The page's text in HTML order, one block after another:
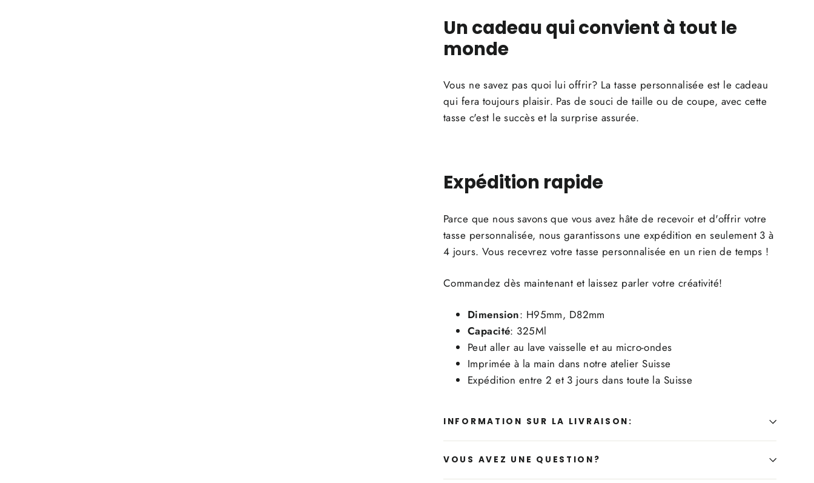
Un cadeau qui convient à tout le
monde
Vous ne savez pas quoi lui offrir? La tasse personnalisée est le cadeau
qui fera toujours plaisir. Pas de souci de taille ou de coupe, avec cette
tasse c'est le succès et la surprise assurée.
Expédition rapide
Parce que nous savons que vous avez hâte de recevoir et d'offrir votre
tasse personnalisée, nous garantissons une expédition en seulement 3 à
4 jours. Vous recevrez votre tasse personnalisée en un rien de temps !
Commandez dès maintenant et laissez parler votre créativité!
Dimension: H95mm, D82mm
Capacité: 325Ml
Peut aller au lave vaisselle et au micro-ondes
Imprimée à la main dans notre atelier Suisse
Expédition entre 2 et 3 jours dans toute la Suisse
INFORMATION SUR LA LIVRAISON:
VOUS AVEZ UNE QUESTION?